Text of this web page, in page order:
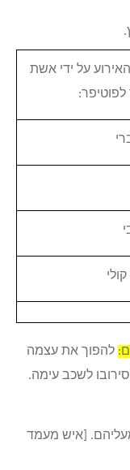
האירוע על ידי אשת
לפוטיפר:
להפוך את עצמה
לשכב עימה.
[איש מעמד